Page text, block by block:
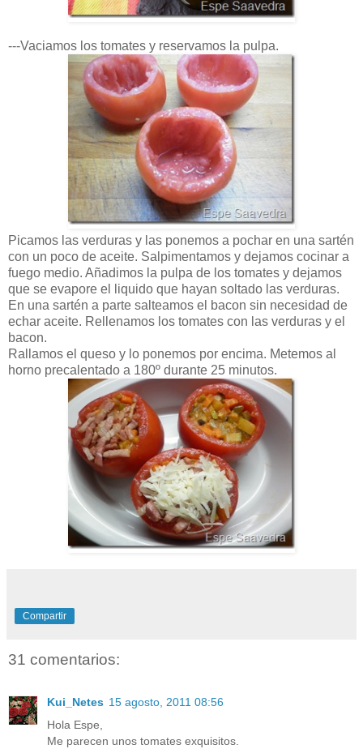
---Vaciamos los tomates y reservamos la pulpa.
Picamos las verduras y las ponemos a pochar en una sartén
con un poco de aceite. Salpimentamos y dejamos cocinar a
fuego medio. Añadimos la pulpa de los tomates y dejamos
que se evapore el liquido que hayan soltado las verduras.
En una sartén a parte salteamos el bacon sin necesidad de
echar aceite. Rellenamos los tomates con las verduras y el
bacon.
Rallamos el queso y lo ponemos por encima. Metemos al
horno precalentado a 180º durante 25 minutos.
Compartir
31 comentarios:
Kui_Netes 15 agosto, 2011 08:56
Hola Espe,
Me parecen unos tomates exquisitos.